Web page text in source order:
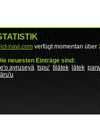
navi.com verfügt momentan über
neuesten Einträge sind:
ayruseyä tspu' tìlätek lätek